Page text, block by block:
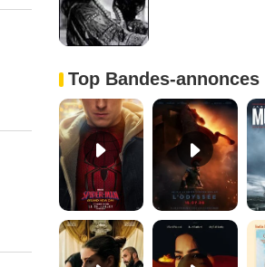
Top Bandes-annonces
Spider-Man: Brand New Day Bande-annonce VO STFR L'Odyssée Bande-annonce VO STFR
Les Silences de Riyad Bande-annonce VO STFR